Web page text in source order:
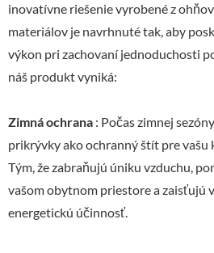
inovatívne riešenie vyrobené z
materiálov je navrhnuté tak, aby
výkon pri zachovaní jednoduchosti
náš produkt vyniká:
Zimná ochrana : Počas zimnej
prikrývky ako ochranný štít pre
Tým, že zabraňujú úniku vzduchu,
vašom obytnom priestore a zaisťujú
energetickú účinnosť.